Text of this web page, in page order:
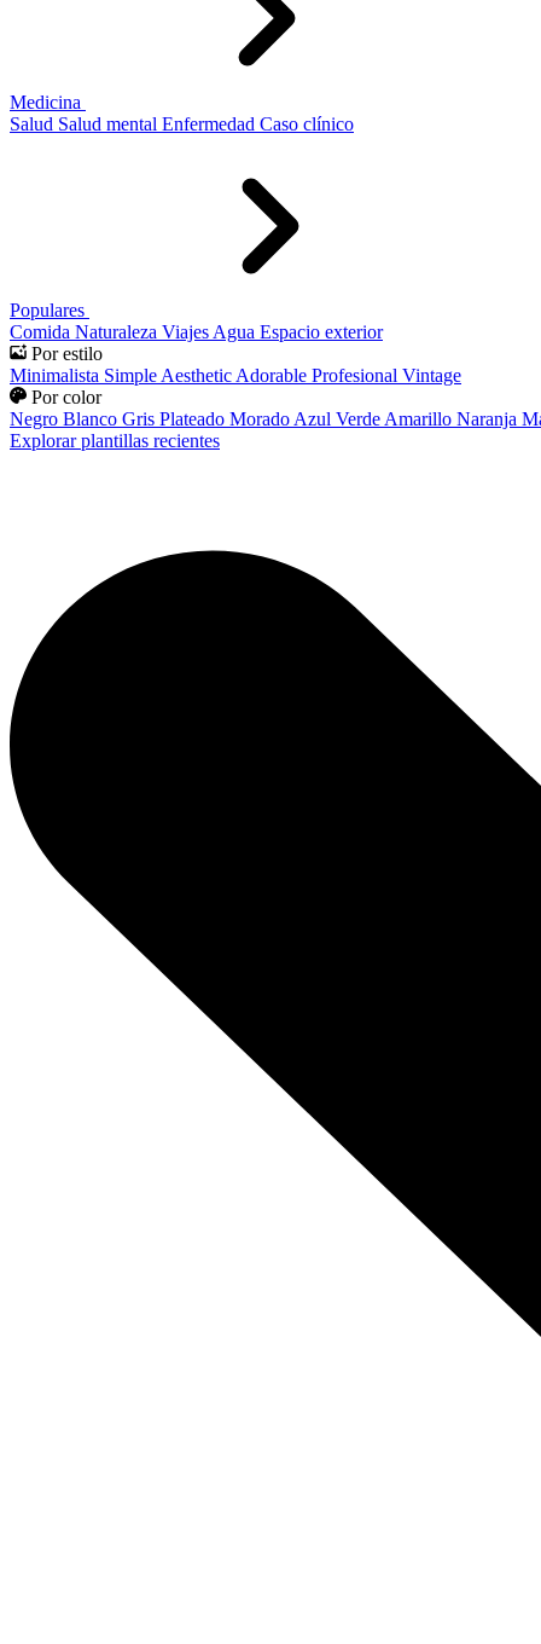
Medicina
Salud Salud mental Enfermedad Caso clínico
Populares
Comida Naturaleza Viajes Agua Espacio exterior
Por estilo
Minimalista Simple Aesthetic Adorable Profesional Vintage
Por color
Negro Blanco Gris Plateado Morado Azul Verde Amarillo Naranja
Explorar plantillas recientes